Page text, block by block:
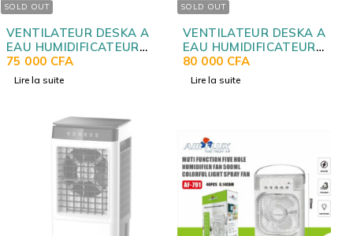
SOLD OUT
VENTILATEUR DESKA A
EAU HUMIDIFICATEUR
40LITRES CP39BG KD
75 000 CFA
Lire la suite
SOLD OUT
VENTILATEUR DESKA A
EAU HUMIDIFICATEUR
45LITRES CP42BG JY
80 000 CFA
Lire la suite